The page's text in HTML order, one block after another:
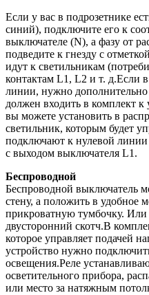
Если у вас в подрозетнике
синий), подключите его к
выключателе (N), а фазу от
подведите к гнезду с
идут к светильникам
контактам L1, L2 и т. д.Если
линии, нужно дополнительно
должен входить в комплект
вы можете установить в
светильник, которым будет
подключают к нулевой линии
с выходом выключателя L1.
Беспроводной
Беспроводной выключатель
стену, а положить в удобное
прикроватную тумбочку. Или
двусторонний скотч.В
которое управляет подачей
устройство нужно
освещения.Реле
осветительного прибора,
или место за натяжным